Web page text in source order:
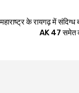
के रायगढ़ में संदिग्ध
AK 47 समेत